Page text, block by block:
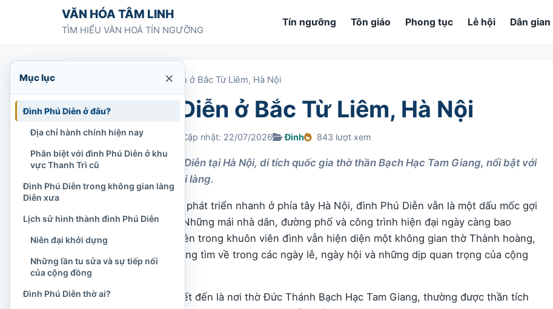
Chuyển tới nội dungVĂN HÓA TÂM LINH
TÌM HIỂU VĂN HOÁ TÍN NGƯỠNG
Tín ngưỡng Tôn giáo Phong tục Lễ hội Dân gian
Đình Phú Diễn ở Bắc Từ Liêm, Hà Nội
Đình Phú Diễn ở Bắc Từ Liêm, Hà Nội
Chi Tran 28/06/2022 Cập nhật: 22/07/2026 Đình 843 lượt xem
Khám phá Đình Phú Diễn tại Hà Nội, di tích quốc gia thờ thần Bạch Hạc Tam Giang, nổi bật với
kiến trúc cổ và lễ hội làng.
Giữa không gian đô thị phát triển nhanh ở phía tây Hà Nội, đình Phú Diễn vẫn là một dấu mốc gợi
nhớ về làng Diễn xưa. Những mái nhà dân, đường phố và công trình hiện đại ngày càng bao
quanh di tích, nhưng bên trong khuôn viên đình vẫn hiện diện một không gian thờ Thành hoàng,
nơi người dân địa phương tìm về trong các ngày lễ, ngày hội và những dịp quan trọng của cộng
đồng.
Đình Phú Diễn được biết đến là nơi thờ Đức Thánh Bạch Hạc Tam Giang, thường được thần tích
Mục lục ×
Đình Phú Diễn ở đâu?
Địa chỉ hành chính hiện nay
Phân biệt với đình Phú Diễn ở khu
vực Thanh Trì cũ
Đình Phú Diễn trong không gian làng
Diễn xưa
Lịch sử hình thành đình Phú Diễn
Niên đại khởi dựng
Những lần tu sửa và sự tiếp nối
của cộng đồng
Đình Phú Diễn thờ ai?